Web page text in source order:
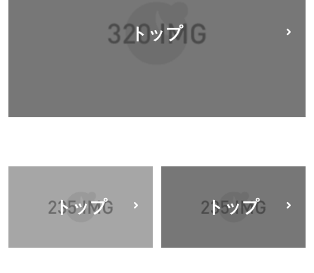
トップ
トップ トップ